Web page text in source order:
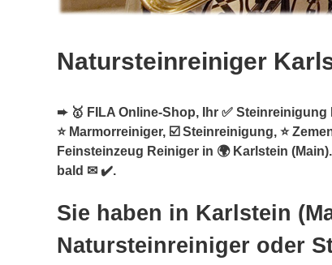
Natursteinreiniger
➨ 🥇 FILA Online-Shop, Ihr ✅
⭐ Marmorreiniger, ☑️ Steinreinigung, ⭐
Feinsteinzeug Reiniger in 🌍 Karlstein
bald ✉ ✔️.
Sie haben in Karlstein
Natursteinreiniger oder